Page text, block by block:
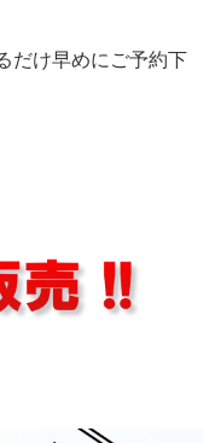
だけ早めにご予約下